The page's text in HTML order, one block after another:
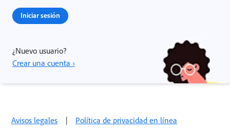
Iniciar sesión
¿Nuevo usuario?
Crear una cuenta ›
Avisos legales | Política de privacidad en línea